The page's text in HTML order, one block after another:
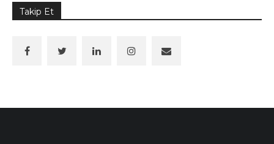
Takip Et